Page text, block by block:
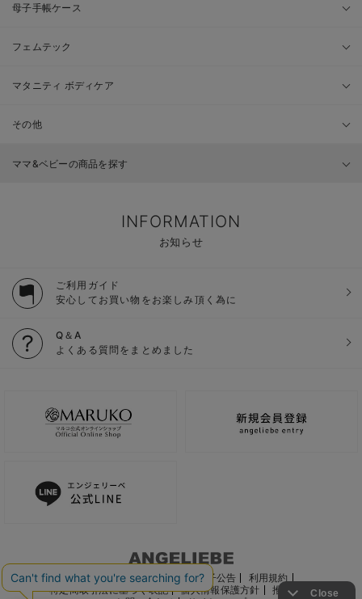
母子手帳ケース
フェムテック
マタニティ ボディケア
その他
ママ&ベビーの商品を探す
INFORMATION
お知らせ
ご利用ガイド
安心してお買い物をお楽しみ頂く為に
Q＆A
よくある質問をまとめました
ご利用ガイド 会社概要 電子公告
利用規約
特定商取引法に基づく表記
個人情報保護方針
推奨環境